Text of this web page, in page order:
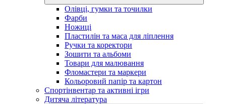
Олівці, гумки та точилки
Фарби
Ножиці
Пластилін та маса для ліплення
Ручки та коректори
Зошити та альбоми
Товари для малювання
Фломастери та маркери
Кольоровий папір та картон
Спортінвентар та активні ігри
Дитяча література